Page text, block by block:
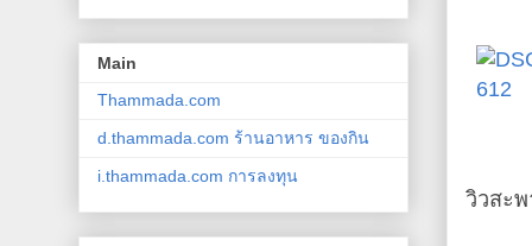
วิวสะพ
Main
Thammada.com
d.thammada.com ร้านอาหาร ของกิน
i.thammada.com การลงทุน